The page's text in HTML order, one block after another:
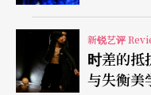
新锐艺评
时差的抵
与失衡美